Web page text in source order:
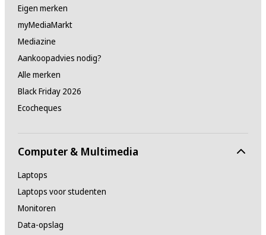
Eigen merken
myMediaMarkt
Mediazine
Aankoopadvies nodig?
Alle merken
Black Friday 2026
Ecocheques
Computer & Multimedia
Laptops
Laptops voor studenten
Monitoren
Data-opslag